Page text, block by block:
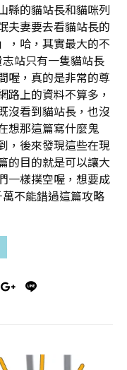
縣的貓站長和貓咪列
夫妻要去看貓站長的
，哈，其實最大的不
站只有一隻貓站長
喔，真的是非常的尊
路上的資料不算多，
沒看到貓站長，也沒
想那這篇寫什麼鬼
，後來發現這些在現
的目的就是可以讓大
一樣撲空喔，想要成
不能錯過這篇攻略